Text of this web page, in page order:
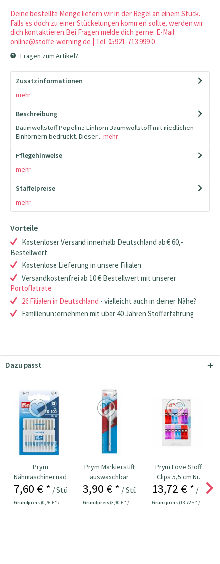
Deine bestellte Menge liefern wir in der Regel an einem Stück.
Falls es doch zu einer Stückelungen kommen sollte, werden wir
dich kontaktieren.Bei Fragen melde dich gerne: E-Mail:
online@stoffe-werning.de | Tel: 05921-713 999 0
Fragen zum Artikel?
Zusatzinformationen
mehr
Beschreibung
Baumwollstoff Popeline Einhorn Baumwollstoff mit niedlichen
Einhörnern bedruckt. Dieser... mehr
Pflegehinweise
mehr
Staffelpreise
mehr
Vorteile
Kostenloser Versand innerhalb Deutschland ab € 60,-
Bestellwert
Kostenlose Lieferung in unsere Filialen
Versandkostenfrei ab 10 € Bestellwert mit unserer
Portoflatrate
26 Filialen in Deutschland - vielleicht auch in deiner Nähe?
Familienunternehmen mit über 40 Jahren Stofferfahrung
Dazu passt
Prym
Nähmaschinennadeln
130/705
Universal...
7,60 € * / Stück
Grundpreis (0,76 € * / 1 Stück)
Prym Markierstift
auswaschbar
weiß Nr. 611802
3,90 € * / Stück
Grundpreis (3,90 € * / 1 Stück)
Prym Love Stoff
Clips 5,5 cm Nr.
610183
13,72 € * / Stück
Grundpreis (13,72 € * / 1 Stück)